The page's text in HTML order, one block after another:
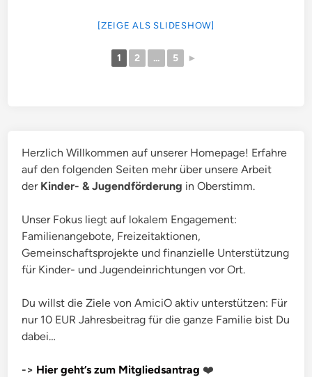
[ZEIGE ALS SLIDESHOW]
1 2 ... 5 ►
Herzlich Willkommen auf unserer Homepage! Erfahre
auf den folgenden Seiten mehr über unsere Arbeit
der Kinder- & Jugendförderung in Oberstimm.
Unser Fokus liegt auf lokalem Engagement:
Familienangebote, Freizeitaktionen,
Gemeinschaftsprojekte und finanzielle Unterstützung
für Kinder- und Jugendeinrichtungen vor Ort.
Du willst die Ziele von AmiciO aktiv unterstützen: Für
nur 10 EUR Jahresbeitrag für die ganze Familie bist Du
dabei…
-> Hier geht’s zum Mitgliedsantrag ❤️